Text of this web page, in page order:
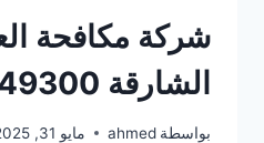
شركة مكافحة
الشارقة 0501949300
بواسطة ahmed مايو 31, 2025